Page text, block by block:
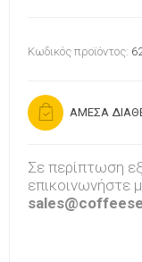
Κωδικός προϊόντος:
ΑΜΕΣΑ
Σε περίπτωση
επικοινωνήστε